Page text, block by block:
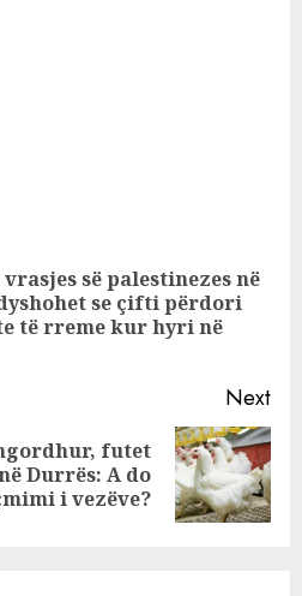
së palestinezes në
se çifti përdori
të rreme kur hyri në
Next
futet
Durrës: A do
i vezëve?